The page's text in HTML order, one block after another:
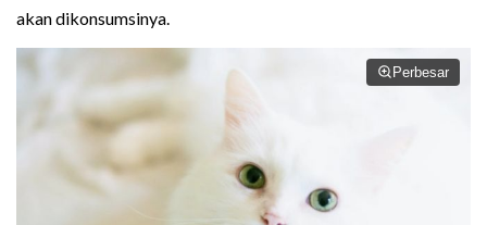
akan dikonsumsinya.
Perbesar